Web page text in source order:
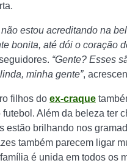
estou acreditando na
bonita, até dói o coração
“Gente? Esses
minha gente”,
filhos do ex-craque
Além da beleza ter
estão brilhando nos
também parecem ligar
é unida em todos os